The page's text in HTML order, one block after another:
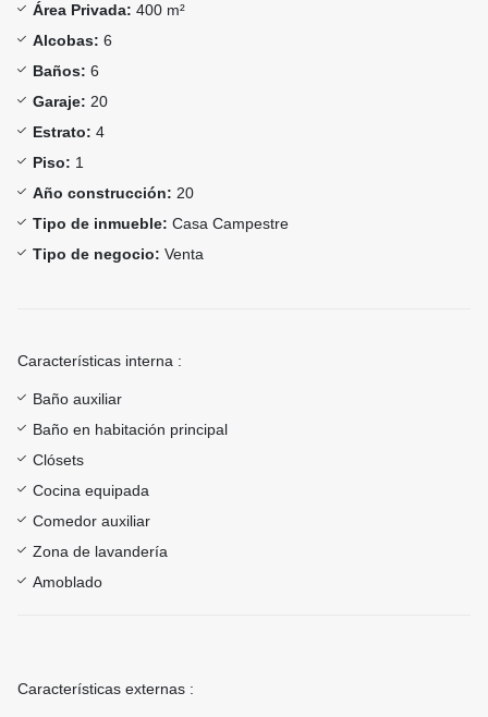
Área Privada: 400 m²
Alcobas: 6
Baños: 6
Garaje: 20
Estrato: 4
Piso: 1
Año construcción: 20
Tipo de inmueble: Casa Campestre
Tipo de negocio: Venta
Características interna :
Baño auxiliar
Baño en habitación principal
Clósets
Cocina equipada
Comedor auxiliar
Zona de lavandería
Amoblado
Características externas :